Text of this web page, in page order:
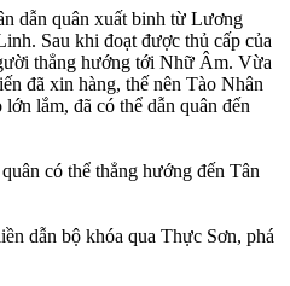
dẫn quân xuất binh từ Lương
Sau khi đoạt được thủ cấp của
thẳng hướng tới Nhữ Âm. Vừa
đã xin hàng, thế nên Tào Nhân
lắm, đã có thể dẫn quân đến
có thể thẳng hướng đến Tân
dẫn bộ khóa qua Thực Sơn, phá